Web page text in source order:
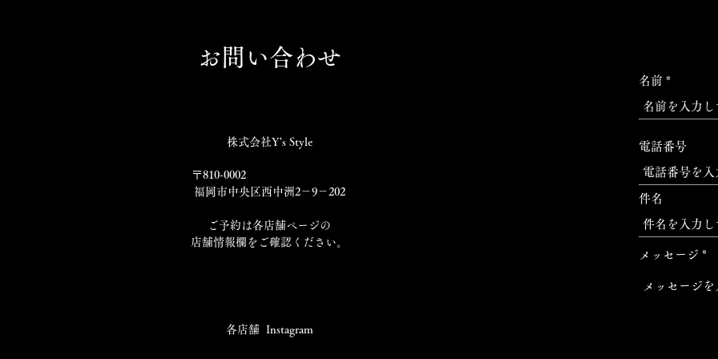
お問い合わせ
株式会社Y's Style
〒810-0002
福岡市中央区西中洲2－9－202
​ご予約は各店舗ページの
店舗情報欄をご確認ください。
​各店舗 Instagram
名前
電話番号
件名
メッセージ